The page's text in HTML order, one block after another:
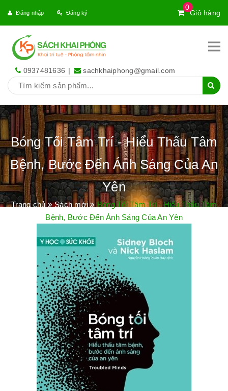
0
Giỏ hàng
Đăng nhập Đăng ký
0937481636 | sachkhaiphong@gmail.com
Bóng Tối Tâm Trí - Hiểu Thấu Tâm
Bệnh, Bước Đến Ánh Sáng Của An
Yên
Trang chủ Sách mới
Bóng Tối Tâm Trí - Hiểu Thấu Tâm
Bệnh, Bước Đến Ánh Sáng Của An Yên